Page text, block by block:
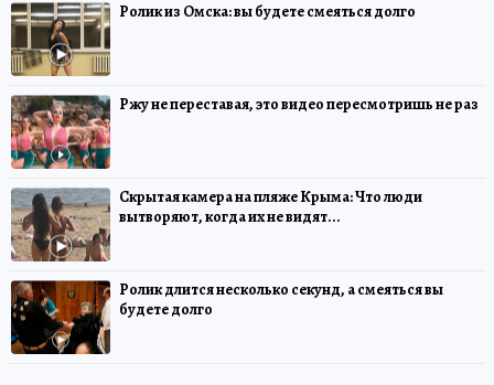
Ролик из Омска: вы будете смеяться долго
Ржу не переставая, это видео пересмотришь не раз
Скрытая камера на пляже Крыма: Что люди
вытворяют, когда их не видят...
Ролик длится несколько секунд, а смеяться вы
будете долго